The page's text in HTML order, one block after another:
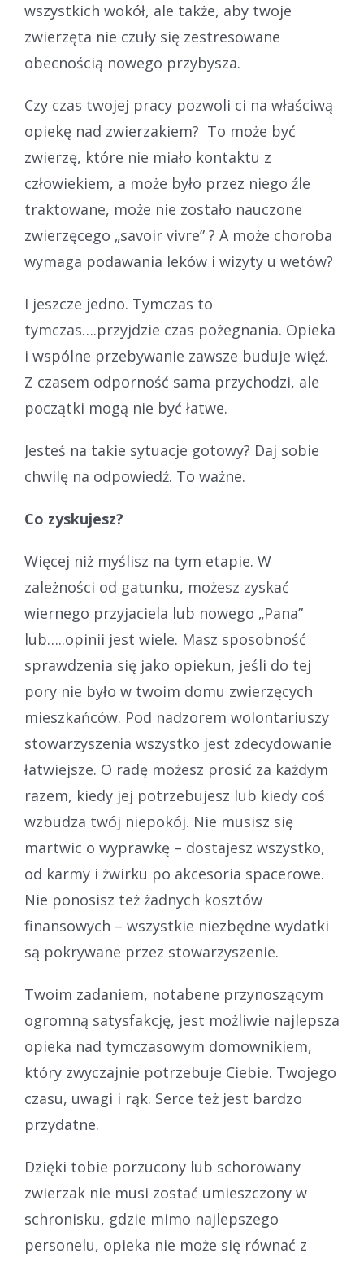
wszystkich wokół, ale także, aby twoje
zwierzęta nie czuły się zestresowane
obecnością nowego przybysza.
Czy czas twojej pracy pozwoli ci na właściwą
opiekę nad zwierzakiem? To może być
zwierzę, które nie miało kontaktu z
człowiekiem, a może było przez niego źle
traktowane, może nie zostało nauczone
zwierzęcego „savoir vivre” ? A może choroba
wymaga podawania leków i wizyty u wetów?
I jeszcze jedno. Tymczas to
tymczas….przyjdzie czas pożegnania. Opieka
i wspólne przebywanie zawsze buduje więź.
Z czasem odporność sama przychodzi, ale
początki mogą nie być łatwe.
Jesteś na takie sytuacje gotowy? Daj sobie
chwilę na odpowiedź. To ważne.
Co zyskujesz?
Więcej niż myślisz na tym etapie. W
zależności od gatunku, możesz zyskać
wiernego przyjaciela lub nowego „Pana”
lub…..opinii jest wiele. Masz sposobność
sprawdzenia się jako opiekun, jeśli do tej
pory nie było w twoim domu zwierzęcych
mieszkańców. Pod nadzorem wolontariuszy
stowarzyszenia wszystko jest zdecydowanie
łatwiejsze. O radę możesz prosić za każdym
razem, kiedy jej potrzebujesz lub kiedy coś
wzbudza twój niepokój. Nie musisz się
martwic o wyprawkę – dostajesz wszystko,
od karmy i żwirku po akcesoria spacerowe.
Nie ponosisz też żadnych kosztów
finansowych – wszystkie niezbędne wydatki
są pokrywane przez stowarzyszenie.
Twoim zadaniem, notabene przynoszącym
ogromną satysfakcję, jest możliwie najlepsza
opieka nad tymczasowym domownikiem,
który zwyczajnie potrzebuje Ciebie. Twojego
czasu, uwagi i rąk. Serce też jest bardzo
przydatne.
Dzięki tobie porzucony lub schorowany
zwierzak nie musi zostać umieszczony w
schronisku, gdzie mimo najlepszego
personelu, opieka nie może się równać z